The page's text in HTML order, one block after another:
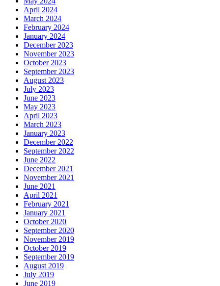
April 2024
March 2024
February 2024
January 2024
December 2023
November 2023
October 2023
September 2023
August 2023
July 2023
June 2023
May 2023
April 2023
March 2023
January 2023
December 2022
September 2022
June 2022
December 2021
November 2021
June 2021
April 2021
February 2021
January 2021
October 2020
September 2020
November 2019
October 2019
September 2019
August 2019
July 2019
June 2019